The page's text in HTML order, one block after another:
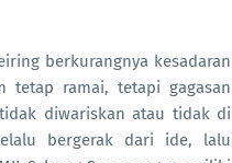
berkurangnya kesadaran
tetap ramai, tetapi gagasan
diwariskan atau tidak di
bergerak dari ide, lalu